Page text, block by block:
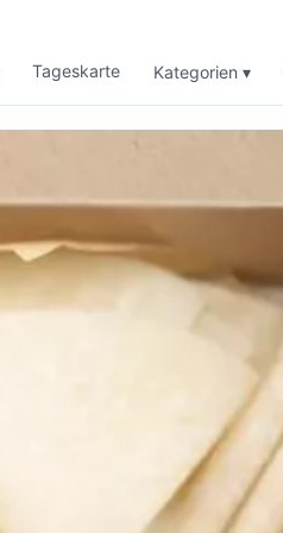
Tageskarte Kategorien ▾